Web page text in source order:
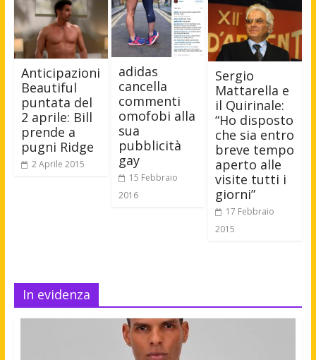
Anticipazioni
Beautiful
puntata del
2 aprile: Bill
prende a
pugni Ridge
2 Aprile 2015
adidas
cancella
commenti
omofobi alla
sua
pubblicità
gay
15 Febbraio
2016
Sergio
Mattarella e
il Quirinale:
“Ho disposto
che sia entro
breve tempo
aperto alle
visite tutti i
giorni”
17 Febbraio
2015
In evidenza